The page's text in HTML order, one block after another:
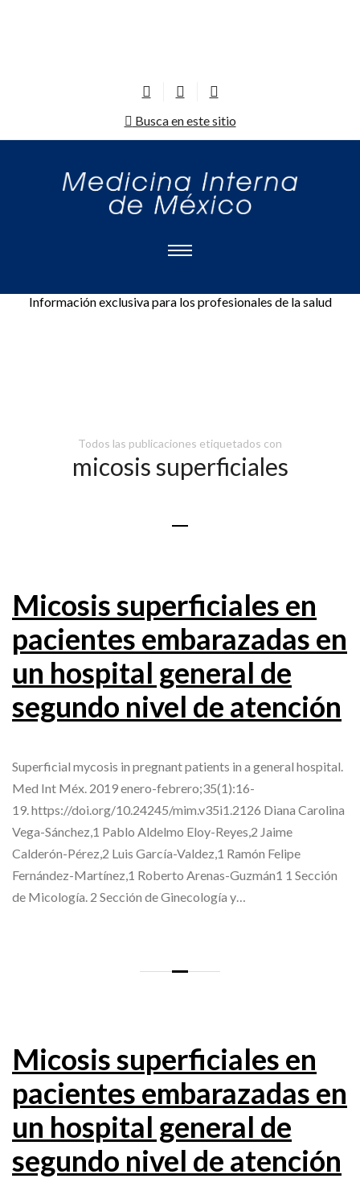
Busca en este sitio
Información exclusiva para los profesionales de la salud
Todos las publicaciones etiquetados con
micosis superficiales
Micosis superficiales en
pacientes embarazadas en
un hospital general de
segundo nivel de atención
Superficial mycosis in pregnant patients in a general hospital.
Med Int Méx. 2019 enero-febrero;35(1):16-
19. https://doi.org/10.24245/mim.v35i1.2126 Diana Carolina
Vega-Sánchez,1 Pablo Aldelmo Eloy-Reyes,2 Jaime
Calderón-Pérez,2 Luis García-Valdez,1 Ramón Felipe
Fernández-Martínez,1 Roberto Arenas-Guzmán1 1 Sección
de Micología. 2 Sección de Ginecología y…
Micosis superficiales en
pacientes embarazadas en
un hospital general de
segundo nivel de atención